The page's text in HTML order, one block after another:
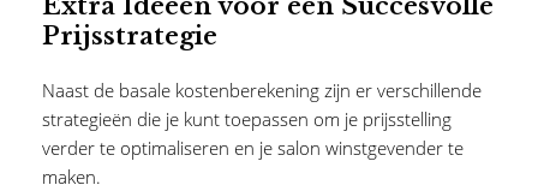
Prijsstrategie
Naast de basale kostenberekening zijn er verschillende
strategieën die je kunt toepassen om je prijsstelling
verder te optimaliseren en je salon winstgevender te
maken.